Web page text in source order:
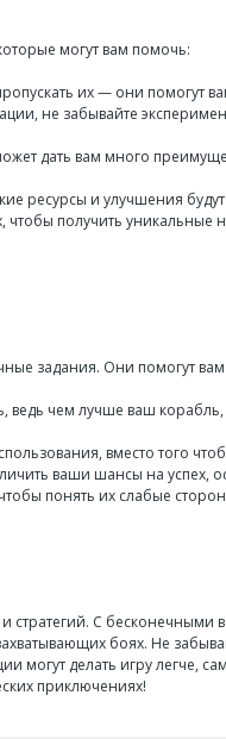
могут вам помочь:
их — они помогут
не забывайте
дать вам много
ресурсы и улучшения
чтобы получить уникальные
задания. Они помогут вам
ведь чем лучше ваш
вместо того
ваши шансы на успех,
понять их слабые
С бесконечными
боях. Не
делать игру легче,
приключениях!